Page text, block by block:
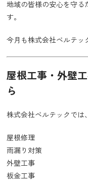
地域の皆様の安心を守る
す。
今月も株式会社ベルテッ
屋根工事・外壁
ら
株式会社ベルテックでは、
屋根修理
雨漏り対策
外壁工事
板金工事